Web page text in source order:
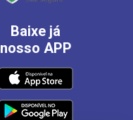
Baixe já
nosso APP